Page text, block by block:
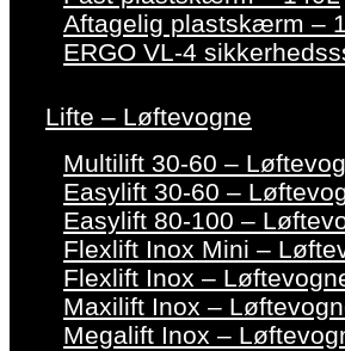
Aftagelig plastskærm –
ERGO VL-4
Lifte – Løftevogne
Multilift 30-60 –
Easylift 30-60 –
Easylift 80-100 –
Flexlift Inox Mini –
Flexlift Inox –
Maxilift Inox –
Megalift Inox –